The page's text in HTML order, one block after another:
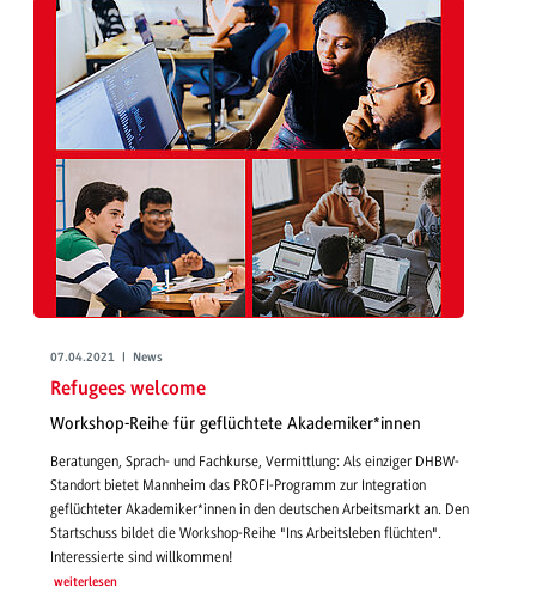
07.04.2021 | News
Refugees welcome
Workshop-Reihe für geflüchtete Akademiker*innen
Beratungen, Sprach- und Fachkurse, Vermittlung: Als einziger DHBW-
Standort bietet Mannheim das PROFI-Programm zur Integration
geflüchteter Akademiker*innen in den deutschen Arbeitsmarkt an. Den
Startschuss bildet die Workshop-Reihe "Ins Arbeitsleben flüchten".
Interessierte sind willkommen!
weiterlesen